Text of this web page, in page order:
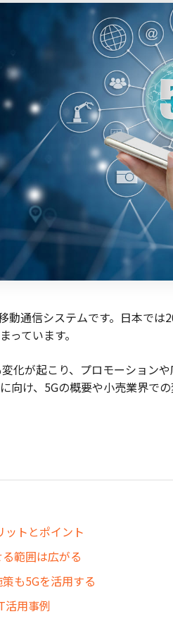
宿泊
動通信システムです。日本では
ています。
化が起こり、プロモーション
向け、5Gの概要や小売業界で
ットとポイント
範囲は広がる
も5Gを活用する
活用事例